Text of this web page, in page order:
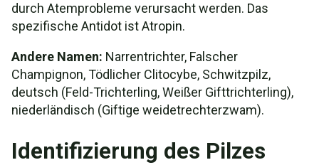
durch Atemprobleme verursacht werden. Das
spezifische Antidot ist Atropin.
Andere Namen: Narrentrichter, Falscher
Champignon, Tödlicher Clitocybe, Schwitzpilz,
deutsch (Feld-Trichterling, Weißer Gifttrichterling),
niederländisch (Giftige weidetrechterzwam).
Identifizierung des Pilzes